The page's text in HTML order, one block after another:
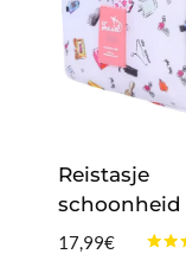
Reistasje
schoonheid
17,99€